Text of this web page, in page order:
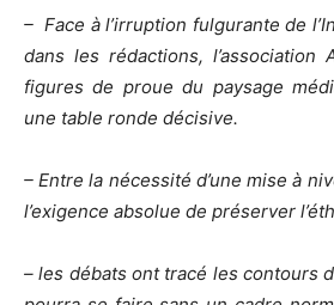
– Face à l’irruption fulgurante de
dans les rédactions, l’association
figures de proue du paysage
une table ronde décisive.
– Entre la nécessité d’une mise à
l’exigence absolue de préserver
– les débats ont tracé les contours